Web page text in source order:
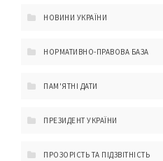
НОВИНИ УКРАЇНИ
НОРМАТИВНО-ПРАВОВА БАЗА
ПАМ'ЯТНІ ДАТИ
ПРЕЗИДЕНТ УКРАЇНИ
ПРОЗОРІСТЬ ТА ПІДЗВІТНІСТЬ